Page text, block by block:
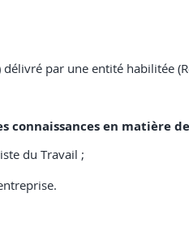
par une entité habilitée
connaissances en matière
du Travail ;